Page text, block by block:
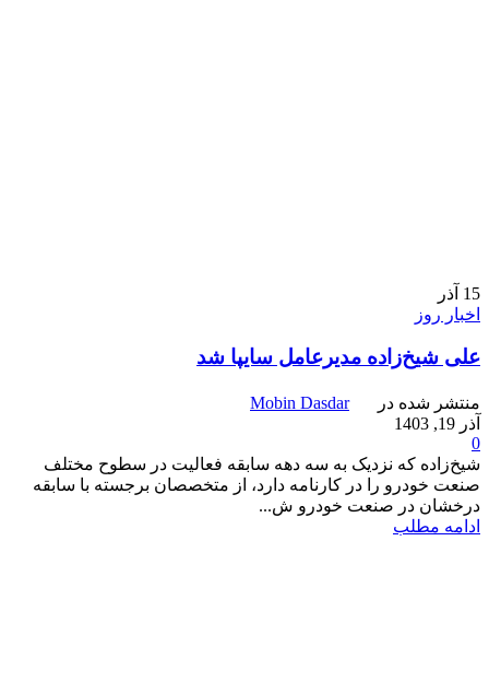
15 آذر
اخبار روز
علی شیخ‌زاده مدیرعامل سایپا شد
منتشر شده در
Mobin Dasdar
آذر 19, 1403
0
شیخ‌زاده که نزدیک به سه دهه سابقه فعالیت در سطوح مختلف
صنعت خودرو را در کارنامه دارد، از متخصصان برجسته با سابقه
درخشان در صنعت خودرو ش...
ادامه مطلب